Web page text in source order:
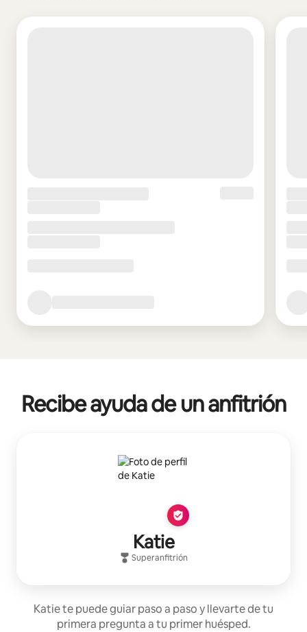
Recibe ayuda de un anfitrión
Katie
Superanfitrión
Katie te puede guiar paso a paso y llevarte de tu
primera pregunta a tu primer huésped.